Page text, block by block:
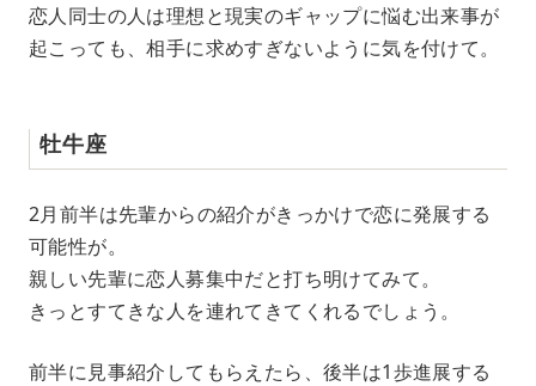
恋人同士の人は理想と現実のギャップに悩む出来事が
起こっても、相手に求めすぎないように気を付けて。
牡牛座
2月前半は先輩からの紹介がきっかけで恋に発展する
可能性が。
親しい先輩に恋人募集中だと打ち明けてみて。
きっとすてきな人を連れてきてくれるでしょう。
前半に見事紹介してもらえたら、後半は1歩進展する